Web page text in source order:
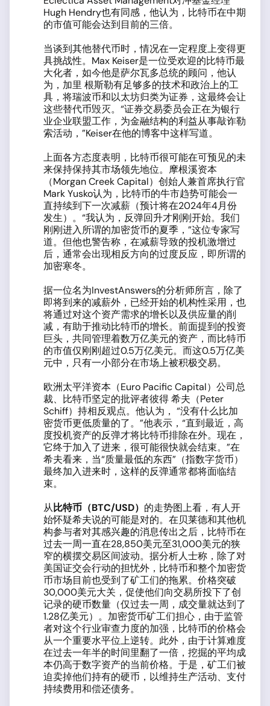
Hugh Hendry也有同感，他认为，比特币在中期
的市值可能会达到目前的三倍。
当谈到其他替代币时，情况在一定程度上变得更
具挑战性。Max Keiser是一位受欢迎的比特币最
大化者，如今他是萨尔瓦多总统的顾问，他认
为，加里 根斯勒有足够多的技术和政治上的工
具，将瑞波币和以太坊归类为证券，这最终会让
这些替代币毁灭。“证券交易委员会正在为银行
业企业联盟工作，为金融结构的利益从事敲诈勒
索活动，”Keiser在他的博客中这样写道。
上面各方态度表明，比特币很可能在可预见的未
来保持保持其市场领先地位。摩根溪资本
（Morgan Creek Capital）创始人兼首席执行官
Mark Yusko认为，比特币的牛市趋势可能会一
直持续到下一次减薪（预计将在2024年4月份
发生）。“我认为，反弹回升才刚刚开始。我们
刚刚进入所谓的加密货币的夏季，”这位专家写
道。但他也警告称，在减薪导致的投机激增过
后，通常会出现相反方向的过度反应，即所谓的
加密寒冬。
据一位名为InvestAnswers的分析师所言，除了
即将到来的减薪外，已经开始的机构性采用，也
将通过对这个资产需求的增长以及供应量的削
减，有助于推动比特币的增长。前面提到的投资
巨头，共同管理着数万亿美元的资产，而比特币
的市值仅刚刚超过0.5万亿美元。而这0.5万亿美
元中，只有一小部分在市场上被积极交易。
欧洲太平洋资本（Euro Pacific Capital）公司总
裁、比特币坚定的批评者彼得 希夫（Peter
Schiff）持相反观点。他认为， “没有什么比加
密货币更低质量的了。”他表示，“直到最近，高
度投机资产的反弹才将比特币排除在外。现在，
它终于加入了进来，很可能很快就会结束。”在
希夫看来，当“质量最低的东西”（指数字货币）
最终加入进来时，这样的反弹通常都将面临结
束。
从比特币（BTC/USD） 的走势图上看，有人开
始怀疑希夫说的可能是对的。在贝莱德和其他机
构参与者对其感兴趣的消息传出之后，比特币在
过去一周一直在28,850美元至31,000美元的狭
窄的横摆交易区间波动。据分析人士称，除了对
美国证交会行动的担忧外，比特币和整个加密货
币市场目前也受到了矿工们的拖累。价格突破
30,000美元大关，促使他们向交易所投下了创
记录的硬币数量（仅过去一周，成交量就达到了
1.28亿美元）。加密货币矿工们担心，由于监管
者对这个行业审查力度的加强，比特币的价格会
从一个重要水平位上逆转。此外，由于计算难度
在过去一年半的时间里翻了一倍，挖掘的平均成
本仍高于数字资产的当前价格。于是，矿工们被
迫卖掉他们持有的硬币，以维持生产活动、支付
持续费用和偿还债务。